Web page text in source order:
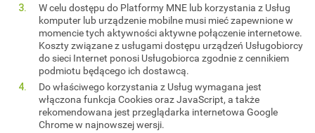
W celu dostępu do Platformy MNE lub korzystania z Usług
komputer lub urządzenie mobilne musi mieć zapewnione w
momencie tych aktywności aktywne połączenie internetowe.
Koszty związane z usługami dostępu urządzeń Usługobiorcy
do sieci Internet ponosi Usługobiorca zgodnie z cennikiem
podmiotu będącego ich dostawcą.
Do właściwego korzystania z Usług wymagana jest
włączona funkcja Cookies oraz JavaScript, a także
rekomendowana jest przeglądarka internetowa Google
Chrome w najnowszej wersji.